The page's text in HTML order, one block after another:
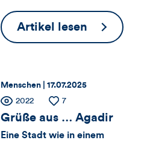
Likes
und
dieses
Artikels
Artikel lesen Grüße
aus
Thema:
Menschen | Datum:
17.07.2025
Zähler
für
Anzahl
der
2022
Anzahl
7
Grüße aus … Agadir
Eine Stadt wie in einem